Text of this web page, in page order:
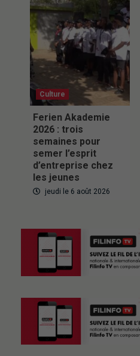
Culture
Ferien Akademie
2026 : trois
semaines pour
semer l’esprit
d’entreprise chez
les jeunes
jeudi le 6 août 2026